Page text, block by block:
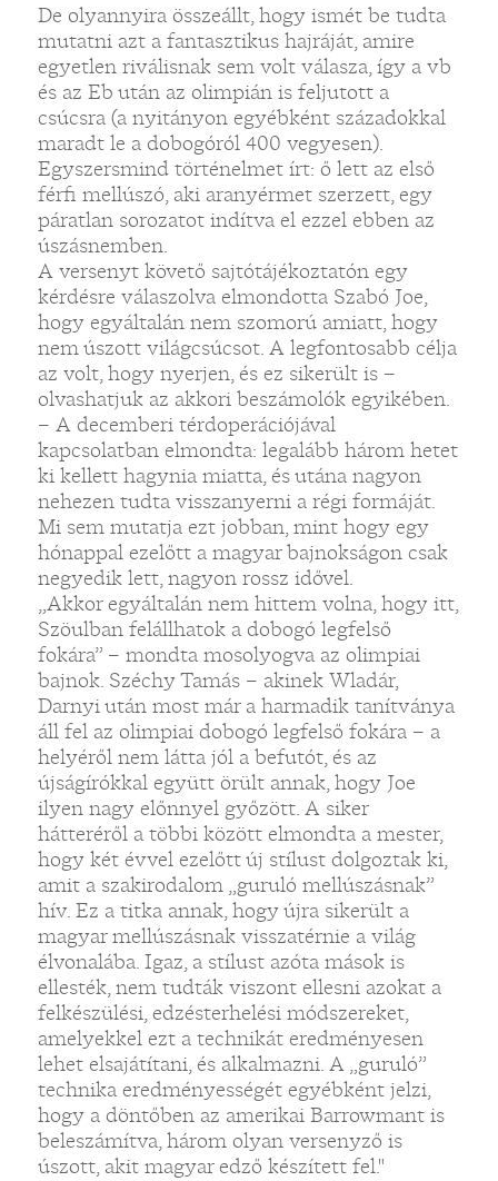
De olyannyira összeállt, hogy ismét be tudta
mutatni azt a fantasztikus hajráját, amire
egyetlen riválisnak sem volt válasza, így a vb
és az Eb után az olimpián is feljutott a
csúcsra (a nyitányon egyébként századokkal
maradt le a dobogóról 400 vegyesen).
Egyszersmind történelmet írt: ő lett az első
férfi mellúszó, aki aranyérmet szerzett, egy
páratlan sorozatot indítva el ezzel ebben az
úszásnemben.
A versenyt követő sajtótájékoztatón egy
kérdésre válaszolva elmondotta Szabó Joe,
hogy egyáltalán nem szomorú amiatt, hogy
nem úszott világcsúcsot. A legfontosabb célja
az volt, hogy nyerjen, és ez sikerült is –
olvashatjuk az akkori beszámolók egyikében.
– A decemberi térdoperációjával
kapcsolatban elmondta: legalább három hetet
ki kellett hagynia miatta, és utána nagyon
nehezen tudta visszanyerni a régi formáját.
Mi sem mutatja ezt jobban, mint hogy egy
hónappal ezelőtt a magyar bajnokságon csak
negyedik lett, nagyon rossz idővel.
„Akkor egyáltalán nem hittem volna, hogy itt,
Szöulban felállhatok a dobogó legfelső
fokára” – mondta mosolyogva az olimpiai
bajnok. Széchy Tamás – akinek Wladár,
Darnyi után most már a harmadik tanítványa
áll fel az olimpiai dobogó legfelső fokára – a
helyéről nem látta jól a befutót, és az
újságírókkal együtt örült annak, hogy Joe
ilyen nagy előnnyel győzött. A siker
hátteréről a többi között elmondta a mester,
hogy két évvel ezelőtt új stílust dolgoztak ki,
amit a szakirodalom „guruló mellúszásnak”
hív. Ez a titka annak, hogy újra sikerült a
magyar mellúszásnak visszatérnie a világ
élvonalába. Igaz, a stílust azóta mások is
ellesték, nem tudták viszont ellesni azokat a
felkészülési, edzésterhelési módszereket,
amelyekkel ezt a technikát eredményesen
lehet elsajátítani, és alkalmazni. A „guruló”
technika eredményességét egyébként jelzi,
hogy a döntőben az amerikai Barrowmant is
beleszámítva, három olyan versenyző is
úszott, akit magyar edző készített fel."